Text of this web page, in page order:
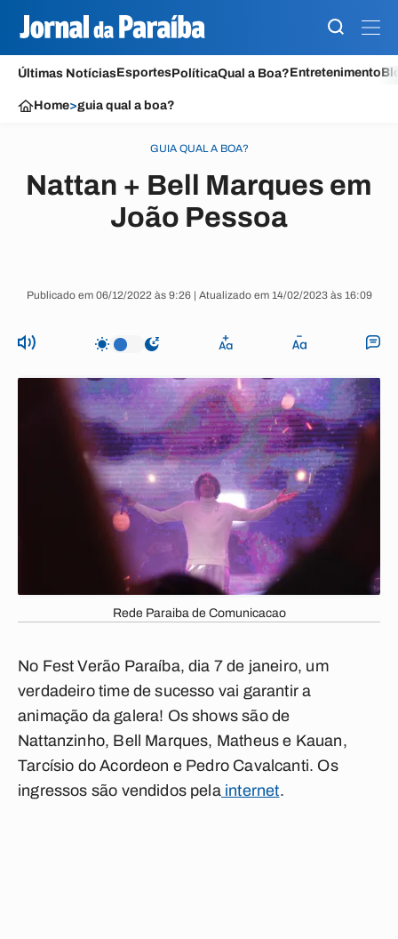
Últimas NotíciasEsportesPolíticaQual a Boa?Entretenimento
Home>guia qual a boa?
GUIA QUAL A BOA?
Nattan + Bell Marques em
João Pessoa
Publicado em 06/12/2022 às 9:26 | Atualizado em 14/02/2023 às 16:09
Rede Paraiba de Comunicacao
No Fest Verão Paraíba, dia 7 de janeiro, um
verdadeiro time de sucesso vai garantir a
animação da galera! Os shows são de
Nattanzinho, Bell Marques, Matheus e Kauan,
Tarcísio do Acordeon e Pedro Cavalcanti. Os
ingressos são vendidos pelainternet.